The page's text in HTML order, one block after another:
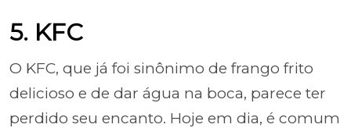
5. KFC
O KFC, que já foi sinônimo de frango frito
delicioso e de dar água na boca, parece ter
perdido seu encanto. Hoje em dia, é comum